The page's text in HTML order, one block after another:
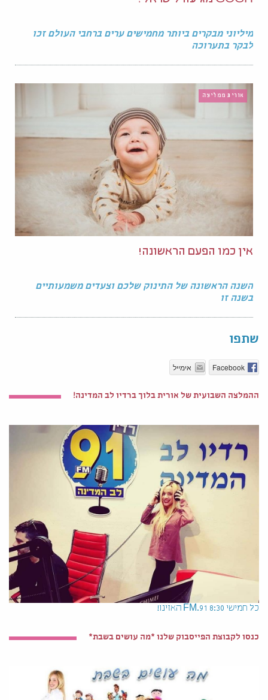
מיליוני מבקרים ביותר מחמישים ערים ברחבי העולם זכו
לבקר בתערוכה
אורית ממליצה
אין כמו הפעם הראשונה!
השנה הראשונה של התינוק שלכם וצעדים משמעותיים
בשנה זו
שתפו
Facebook אימייל
ההמלצה השבועית של אורית בלוך ברדיו לב המדינה!
כל חמישי 8:30 91.FM האזינו!
כנסו לקבוצת הפייסבוק שלנו *מה עושים בשבת*